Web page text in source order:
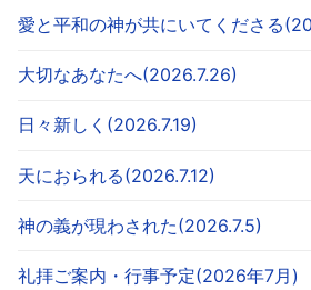
愛と平和の神が共にいてくださる
大切なあなたへ(2026.7.26)
日々新しく(2026.7.19)
天におられる(2026.7.12)
神の義が現わされた(2026.7.5)
礼拝ご案内・行事予定(2026年7月)